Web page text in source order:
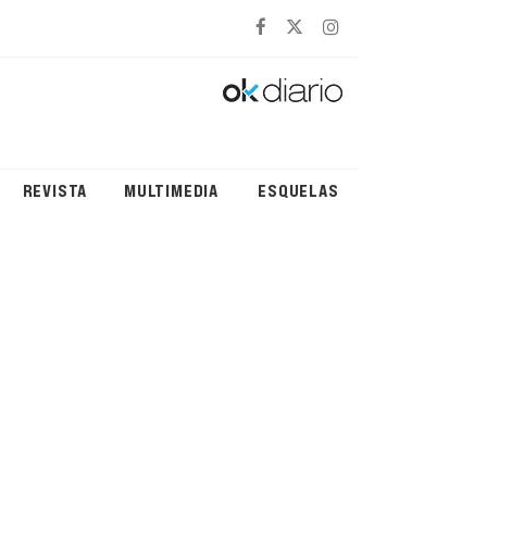
REVISTA MULTIMEDIA ESQUELAS